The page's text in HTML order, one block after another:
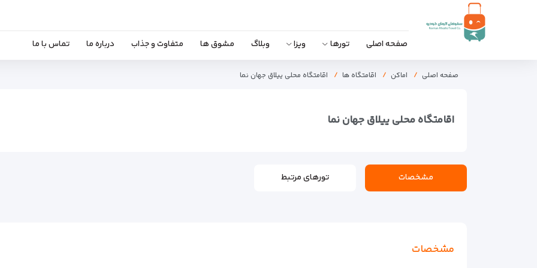
صفحه اصلی تورها ویزا وبلاگ مشوق ها متفاوت و جذاب درباره ما تماس با ما
صفحه اصلی اماکن اقامتگاه ها اقامتگاه محلی ییلاق جهان نما
اقامتگاه محلی ییلاق جهان نما
مشخصات تورهای مرتبط
مشخصات